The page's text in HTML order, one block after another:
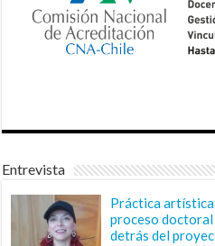
Entrevista
Práctica
proceso doctoral
detrás del